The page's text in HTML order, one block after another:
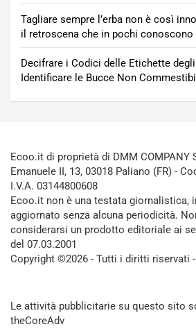
Tagliare sempre l’erba non è così
il retroscena che in pochi conoscono
Decifrare i Codici delle Etichette
Identificare le Bucce Non
Ecoo.it di proprietà di DMM COMPANY
Emanuele II, 13, 03018 Paliano (FR) -
I.V.A. 03144800608
Ecoo.it non è una testata giornalistica,
aggiornato senza alcuna periodicità.
considerarsi un prodotto editoriale ai
del 07.03.2001
Copyright ©2026 - Tutti i diritti riservati -
Le attività pubblicitarie su questo sito
theCoreAdv